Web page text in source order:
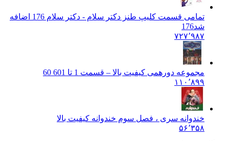
تمامی قسمت کلیپ طنز دکتر سلام - دکتر سلام 176 اضافه
شد176
۷۲۷٬۹۸۷
مجموعه دورهمی کیفیت بالا – قسمت 1 تا 60
1 60
۱۱۰٬۸۹۹
خندوانه سری ، فصل سوم خندوانه کیفیت بالا
۵۶٬۳۵۸